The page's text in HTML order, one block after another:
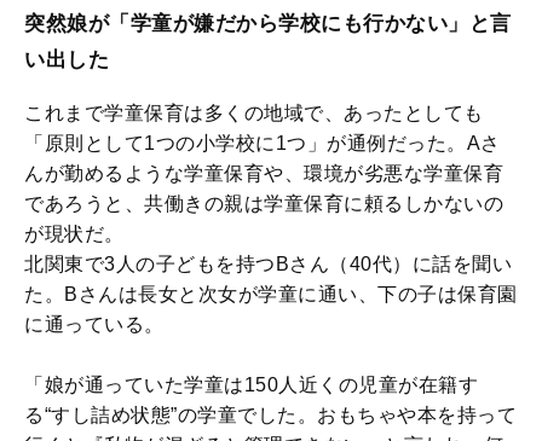
突然娘が「学童が嫌だから学校にも行かない」と言
い出した
これまで学童保育は多くの地域で、あったとしても
「原則として1つの小学校に1つ」が通例だった。Aさ
んが勤めるような学童保育や、環境が劣悪な学童保育
であろうと、共働きの親は学童保育に頼るしかないの
が現状だ。
北関東で3人の子どもを持つBさん（40代）に話を聞い
た。Bさんは長女と次女が学童に通い、下の子は保育園
に通っている。
「娘が通っていた学童は150人近くの児童が在籍す
る“すし詰め状態”の学童でした。おもちゃや本を持って